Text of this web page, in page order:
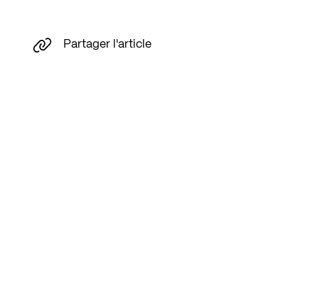
Partager l'article